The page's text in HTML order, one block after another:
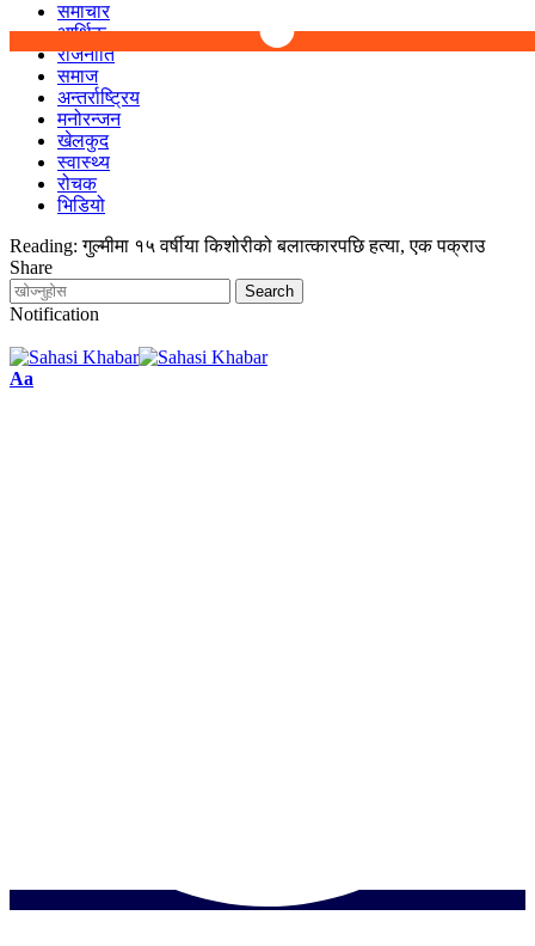
समाचार
आर्थिक
राजनीति
समाज
अन्तर्राष्ट्रिय
मनोरन्जन
खेलकुद
स्वास्थ्य
रोचक
भिडियो
Reading: गुल्मीमा १५ वर्षीया किशोरीको बलात्कारपछि हत्या, एक पक्राउ
Share
Notification
Font
Aa